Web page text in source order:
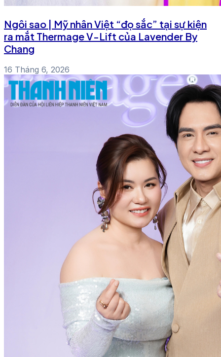
Ngôi sao | Mỹ nhân Việt “đọ sắc” tại sự kiện
ra mắt Thermage V-Lift của Lavender By
Chang
16 Tháng 6, 2026